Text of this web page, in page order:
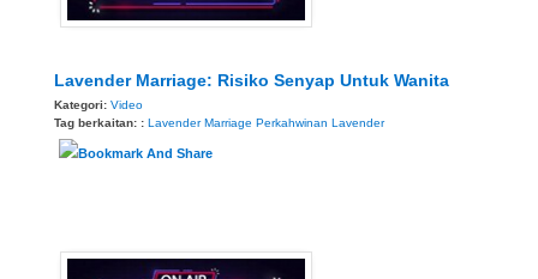
Lavender Marriage: Risiko Senyap Untuk Wanita
Kategori: Video
Tag berkaitan: : Lavender Marriage Perkahwinan Lavender